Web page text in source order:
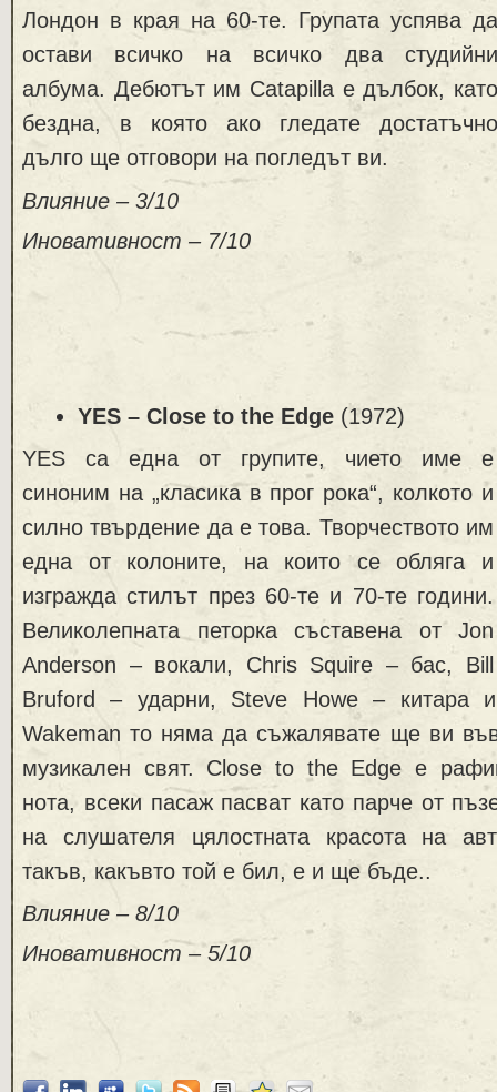
Лондон в края на 60-те. Групата успява да
остави всичко на всичко два студийни
албума. Дебютът им Catapilla е дълбок, като
бездна, в която ако гледате достатъчно
дълго ще отговори на погледът ви.
Влияние – 3/10
Иновативност – 7/10
YES – Close to the Edge (1972)
YES са една от групите, чието име е
синоним на „класика в прог рока“, колкото и
силно твърдение да е това. Творчеството им
една от колоните, на които се обляга и
изгражда стилът през 60-те и 70-те години.
Великолепната петорка съставена от Jon
Anderson – вокали, Chris Squire – бас, Bill
Bruford – ударни, Steve Howe – китара и
Wakeman то няма да съжалявате ще ви
музикален свят. Close to the Edge е
нота, всеки пасаж пасват като парче от
на слушателя цялостната красота на
такъв, какъвто той е бил, е и ще бъде..
Влияние – 8/10
Иновативност – 5/10